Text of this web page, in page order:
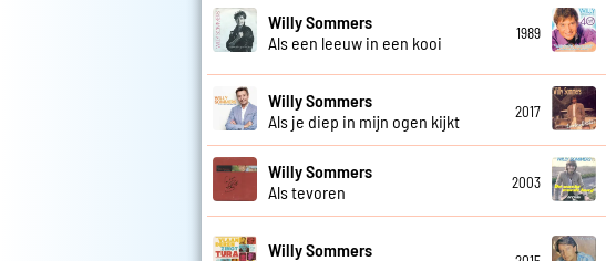
Willy Sommers
Als een leeuw in een kooi
1989
Willy Sommers
Als je diep in mijn ogen kijkt
2017
Willy Sommers
Als tevoren
2003
Willy Sommers